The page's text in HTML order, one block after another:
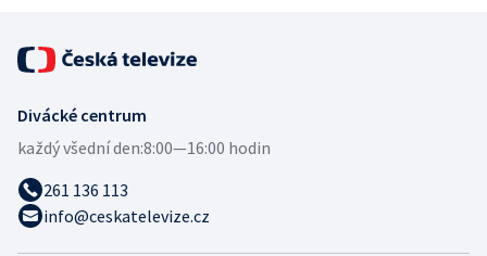
Divácké centrum
každý všední den:8:00—16:00 hodin
261 136 113
info@ceskatelevize.cz